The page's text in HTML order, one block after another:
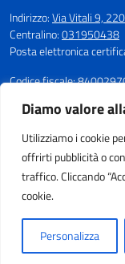
Diamo valore
Utilizziamo i cookie
offrirti pubblicità o
traffico. Cliccando
cookie.
Personalizza
Indirizzo:Via Vitali 9,
Centralino:031950438
Posta elettronica
Codice fiscale:
Per segnalazioni